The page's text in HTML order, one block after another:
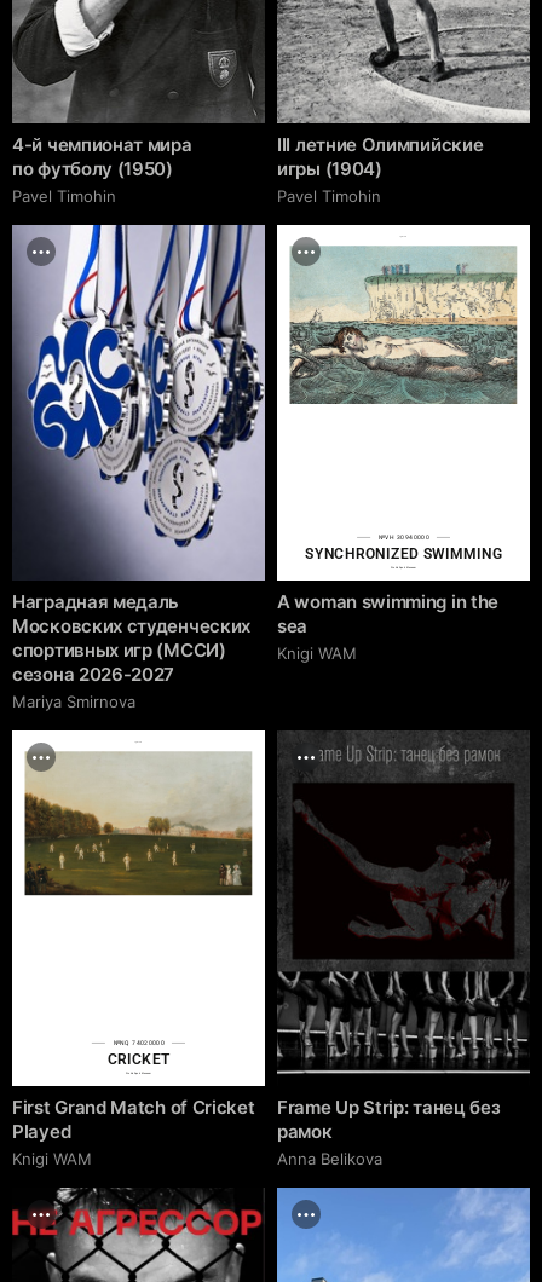
4-й чемпионат мира
по футболу (1950)
Pavel Timohin
III летние Олимпийские
игры (1904)
Pavel Timohin
Наградная медаль
Московских студенческих
спортивных игр (МССИ)
сезона 2026-2027
Mariya Smirnova
№VH 30940000
SYNCHRONIZED SWIMMING
World Sport Museum
A woman swimming in the
sea
Knigi WAM
№NQ 74020000
CRICKET
World Sport Museum
First Grand Match of Cricket
Played
Knigi WAM
Frame Up Strip: танец без
рамок
Anna Belikova